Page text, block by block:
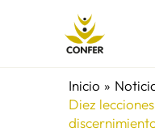
Inicio
Diez